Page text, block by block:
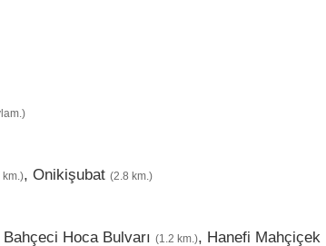
km.), Onikişubat (2.8 km.)
Bahçeci Hoca Bulvarı (1.2 km.), Hanefi Mahçiçek